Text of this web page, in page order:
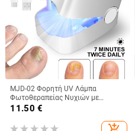
MJD-02 Φορητή UV Λάμπα
Φωτοθεραπείας Νυχιών με
Ψηφιακή Οθόνη για
11.50 €